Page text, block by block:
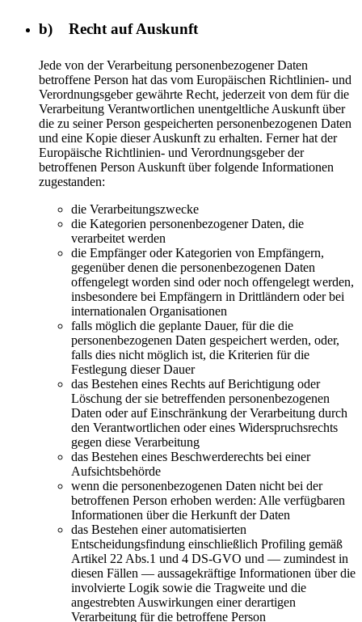
b) Recht auf Auskunft
Jede von der Verarbeitung personenbezogener Daten
betroffene Person hat das vom Europäischen Richtlinien- und
Verordnungsgeber gewährte Recht, jederzeit von dem für die
Verarbeitung Verantwortlichen unentgeltliche Auskunft über
die zu seiner Person gespeicherten personenbezogenen Daten
und eine Kopie dieser Auskunft zu erhalten. Ferner hat der
Europäische Richtlinien- und Verordnungsgeber der
betroffenen Person Auskunft über folgende Informationen
zugestanden:
die Verarbeitungszwecke
die Kategorien personenbezogener Daten, die
verarbeitet werden
die Empfänger oder Kategorien von Empfängern,
gegenüber denen die personenbezogenen Daten
offengelegt worden sind oder noch offengelegt werden,
insbesondere bei Empfängern in Drittländern oder bei
internationalen Organisationen
falls möglich die geplante Dauer, für die die
personenbezogenen Daten gespeichert werden, oder,
falls dies nicht möglich ist, die Kriterien für die
Festlegung dieser Dauer
das Bestehen eines Rechts auf Berichtigung oder
Löschung der sie betreffenden personenbezogenen
Daten oder auf Einschränkung der Verarbeitung durch
den Verantwortlichen oder eines Widerspruchsrechts
gegen diese Verarbeitung
das Bestehen eines Beschwerderechts bei einer
Aufsichtsbehörde
wenn die personenbezogenen Daten nicht bei der
betroffenen Person erhoben werden: Alle verfügbaren
Informationen über die Herkunft der Daten
das Bestehen einer automatisierten
Entscheidungsfindung einschließlich Profiling gemäß
Artikel 22 Abs.1 und 4 DS-GVO und — zumindest in
diesen Fällen — aussagekräftige Informationen über die
involvierte Logik sowie die Tragweite und die
angestrebten Auswirkungen einer derartigen
Verarbeitung für die betroffene Person